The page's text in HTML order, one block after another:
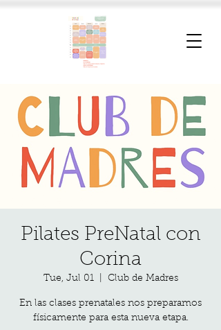
Pilates PreNatal con
Corina
Tue, Jul 01
  |
Club de Madres
En las clases prenatales nos preparamos
físicamente para esta nueva etapa.